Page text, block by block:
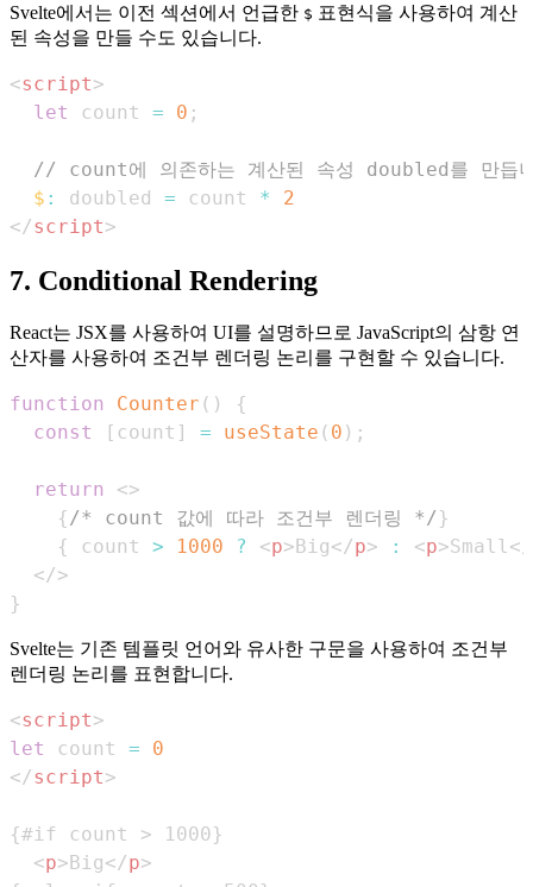
Svelte에서는 이전 섹션에서 언급한 $ 표현식을 사용하여 계산
된 속성을 만들 수도 있습니다.
<script>
let
count = 0 ;
// count에 의존하는 계산된 속성 doubled를 만듭
$ : doubled = count *
2
</script>
7. Conditional Rendering
React는 JSX를 사용하여 UI를 설명하므로 JavaScript의 삼항 연
산자를 사용하여 조건부 렌더링 논리를 구현할 수 있습니다.
function Counter ( )
{
const
[ count ] = useState ( 0 ) ;
return <>
{ /* count 값에 따라 조건부 렌더링 */ }
{
count > 1000 ? <p>Big</p> : <p>Small </
</>
}
Svelte는 기존 템플릿 언어와 유사한 구문을 사용하여 조건부
렌더링 논리를 표현합니다.
<script>
let
count =
0
</script>
<p>Big</p>